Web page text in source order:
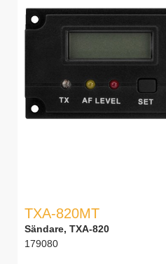
TXA-820MT
Sändare, TXA-820
179080